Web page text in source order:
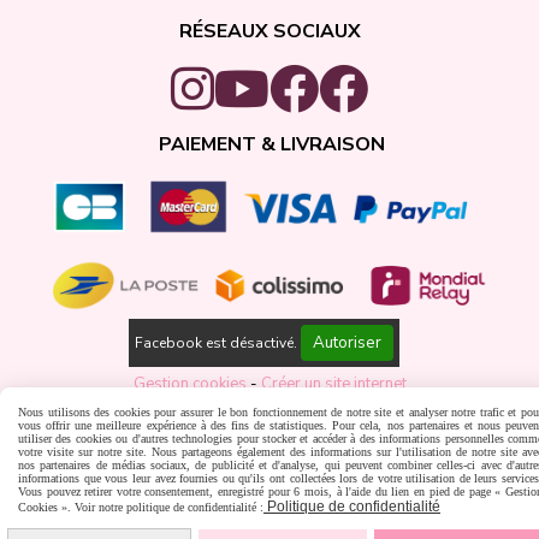
RÉSEAUX SOCIAUX
PAIEMENT & LIVRAISON
Facebook est désactivé.
Autoriser
Gestion cookies Créer un site internet
Nous utilisons des cookies pour assurer le bon fonctionnement de notre site et analyser notre trafic et
vous offrir une meilleure expérience à des fins de statistiques. Pour cela, nos partenaires et nous
utiliser des cookies ou d'autres technologies pour stocker et accéder à des informations personnelles
votre visite sur notre site. Nous partageons également des informations sur l'utilisation de notre site
nos partenaires de médias sociaux, de publicité et d'analyse, qui peuvent combiner celles-ci avec
informations que vous leur avez fournies ou qu'ils ont collectées lors de votre utilisation de leurs
Vous pouvez retirer votre consentement, enregistré pour 6 mois, à l'aide du lien en pied de page «
Cookies ». Voir notre politique de confidentialité : Politique de confidentialité